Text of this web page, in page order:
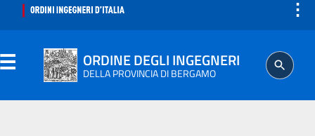
⋮
ORDINE DEGLI INGEGNERI
DELLA PROVINCIA DI BERGAMO